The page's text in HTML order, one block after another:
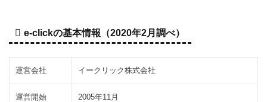
数
click
で利
用で
e-clickの基本情報（2020年2月調べ）
運営会社 イークリック株式会社
運営開始 2005年11月